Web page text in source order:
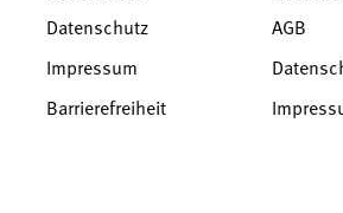
Datenschutz
Impressum
Barrierefreiheit
AGB